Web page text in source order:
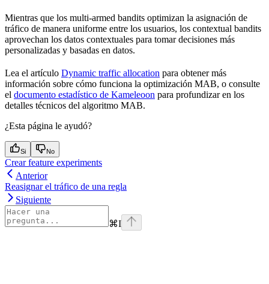
Mientras que los multi-armed bandits optimizan la asignación de
tráfico de manera uniforme entre los usuarios, los contextual bandits
aprovechan los datos contextuales para tomar decisiones más
personalizadas y basadas en datos.
Lea el artículo Dynamic traffic allocation para obtener más
información sobre cómo funciona la optimización MAB, o consulte
el documento estadístico de Kameleoon para profundizar en los
detalles técnicos del algoritmo MAB.
¿Esta página le ayudó?
Si No
Crear feature experiments
Anterior
Reasignar el tráfico de una regla
Siguiente
⌘I